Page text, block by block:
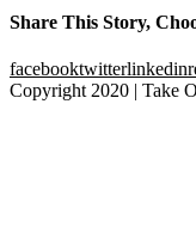
Share This Story,
facebooktwitterlinkedin
Copyright 2020 | Take